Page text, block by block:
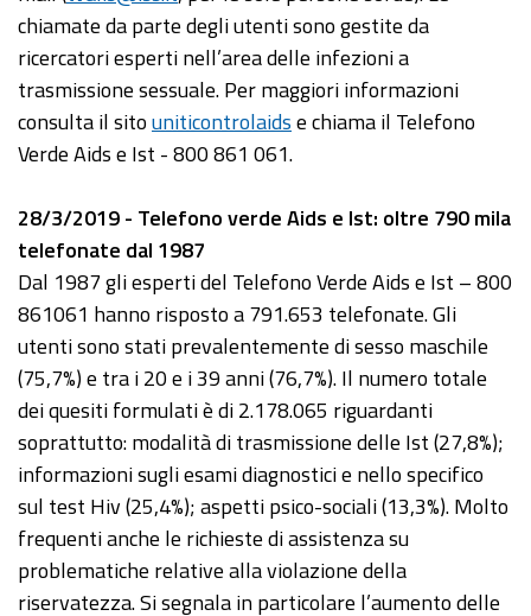
chiamate da parte degli utenti sono gestite da
ricercatori esperti nell’area delle infezioni a
trasmissione sessuale. Per maggiori informazioni
consulta il sitouniticontrolaidse chiama il Telefono
Verde Aids e Ist - 800 861 061.
28/3/2019 - Telefono verde Aids e Ist: oltre 790 mila
telefonate dal 1987
Dal 1987 gli esperti del Telefono Verde Aids e Ist – 800
861061 hanno risposto a 791.653 telefonate. Gli
utenti sono stati prevalentemente di sesso maschile
(75,7%) e tra i 20 e i 39 anni (76,7%). Il numero totale
dei quesiti formulati è di 2.178.065 riguardanti
soprattutto: modalità di trasmissione delle Ist (27,8%);
informazioni sugli esami diagnostici e nello specifico
sul test Hiv (25,4%); aspetti psico-sociali (13,3%). Molto
frequenti anche le richieste di assistenza su
problematiche relative alla violazione della
riservatezza. Si segnala in particolare l’aumento delle